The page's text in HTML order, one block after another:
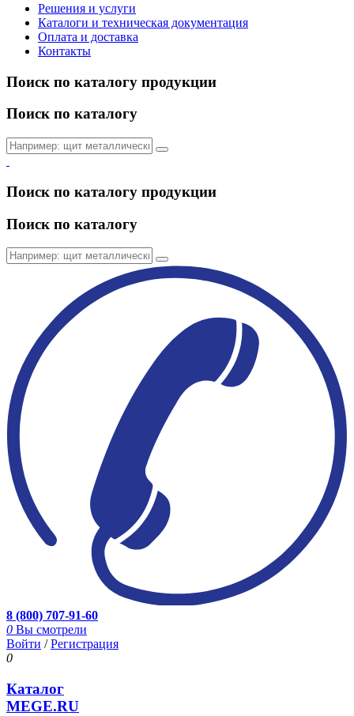
Решения и услуги
Каталоги и техническая документация
Оплата и доставка
Контакты
Поиск по каталогу продукции
Поиск по каталогу
Поиск по каталогу продукции
Поиск по каталогу
8 (800) 707-91-60
0 Вы смотрели
Войти /Регистрация
0
Каталог
MEGE.RU